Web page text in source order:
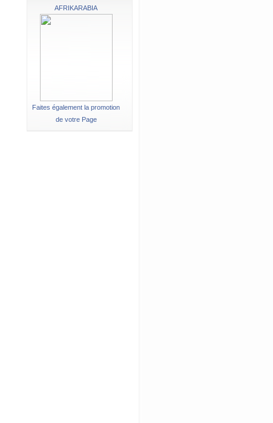
AFRIKARABIA
Faites également la promotion
de votre Page